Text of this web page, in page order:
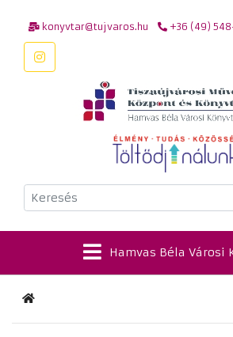
konyvtar@tujvaros.hu +36 (49)
Keresés
Hamvas Béla Városi
Kezdőlap